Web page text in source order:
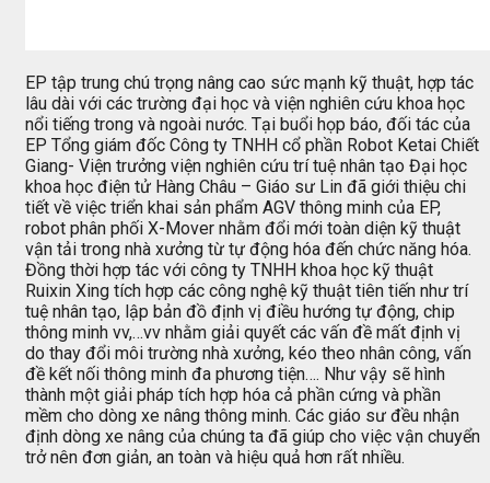
EP tập trung chú trọng nâng cao sức mạnh kỹ thuật, hợp tác
lâu dài với các trường đại học và viện nghiên cứu khoa học
nổi tiếng trong và ngoài nước. Tại buổi họp báo, đối tác của
EP Tổng giám đốc Công ty TNHH cổ phần Robot Ketai Chiết
Giang- Viện trưởng viện nghiên cứu trí tuệ nhân tạo Đại học
khoa học điện tử Hàng Châu – Giáo sư Lin đã giới thiệu chi
tiết về việc triển khai sản phẩm AGV thông minh của EP,
robot phân phối X-Mover nhằm đổi mới toàn diện kỹ thuật
vận tải trong nhà xưởng từ tự động hóa đến chức năng hóa.
Đồng thời hợp tác với công ty TNHH khoa học kỹ thuật
Ruixin Xing tích hợp các công nghệ kỹ thuật tiên tiến như trí
tuệ nhân tạo, lập bản đồ định vị điều hướng tự động, chip
thông minh vv,…vv nhằm giải quyết các vấn đề mất định vị
do thay đổi môi trường nhà xưởng, kéo theo nhân công, vấn
đề kết nối thông minh đa phương tiện…. Như vậy sẽ hình
thành một giải pháp tích hợp hóa cả phần cứng và phần
mềm cho dòng xe nâng thông minh. Các giáo sư đều nhận
định dòng xe nâng của chúng ta đã giúp cho việc vận chuyển
trở nên đơn giản, an toàn và hiệu quả hơn rất nhiều.